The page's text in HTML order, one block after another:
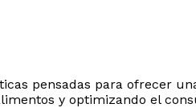
pensadas para ofrecer
y optimizando el